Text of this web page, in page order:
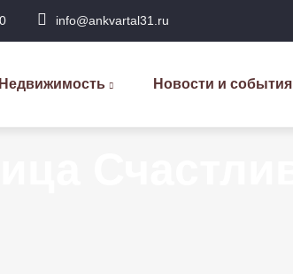
info@ankvartal31.ru
Недвижимость Новости и события